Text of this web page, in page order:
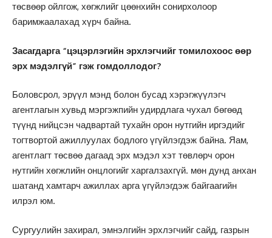
төсвөөр ойлгож, хөгжлийг цөөнхийн сонирхолоор
баримжаалахад хүрч байна.
Засагдарга “цэцэрлэгийн эрхлэгчийг томилохоос өөр
эрх мэдэлгүй” гэж гомдоллодог?
Боловсрол, эрүүл мэнд болон бусад хэрэгжүүлэгч
агентлагын хувьд мэргэжпийн удирдлага чухал бөгөөд
түүнд нийцсэн чадвартай тухайн орон нутгийн иргэдийг
тогтвортой ажиллуулах бодлого үгүйлэгдэж байна. Яам,
агентлагт төсвөө дагаад эрх мэдэл хэт төвлөрч орон
нутгийн хөгжлийн онцлогийг харгалзахгүй. мөн дунд анхан
шатанд хамтарч ажиллах арга үгүйлэгдэж байгаагийн
илрэл юм.
Сургуулийн захирал, эмнэлгийн эрхлэгчийг сайд, газрын